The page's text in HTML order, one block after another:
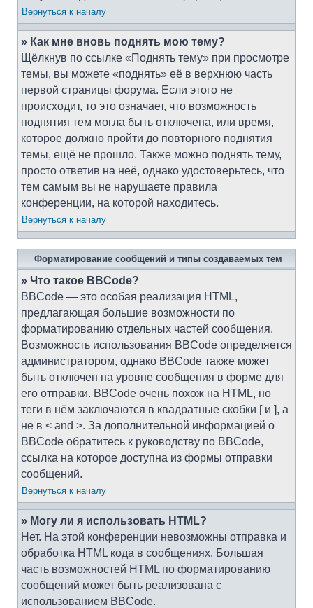
Вернуться к началу
» Как мне вновь поднять мою тему?
Щёлкнув по ссылке «Поднять тему» при просмотре
темы, вы можете «поднять» её в верхнюю часть
первой страницы форума. Если этого не
происходит, то это означает, что возможность
поднятия тем могла быть отключена, или время,
которое должно пройти до повторного поднятия
темы, ещё не прошло. Также можно поднять тему,
просто ответив на неё, однако удостоверьтесь, что
тем самым вы не нарушаете правила
конференции, на которой находитесь.
Вернуться к началу
Форматирование сообщений и типы создаваемых тем
» Что такое BBCode?
BBCode — это особая реализация HTML,
предлагающая большие возможности по
форматированию отдельных частей сообщения.
Возможность использования BBCode определяется
администратором, однако BBCode также может
быть отключен на уровне сообщения в форме для
его отправки. BBCode очень похож на HTML, но
теги в нём заключаются в квадратные скобки [ и ], а
не в < and >. За дополнительной информацией о
BBCode обратитесь к руководству по BBCode,
ссылка на которое доступна из формы отправки
сообщений.
Вернуться к началу
» Могу ли я использовать HTML?
Нет. На этой конференции невозможны отправка и
обработка HTML кода в сообщениях. Большая
часть возможностей HTML по форматированию
сообщений может быть реализована с
использованием BBCode.